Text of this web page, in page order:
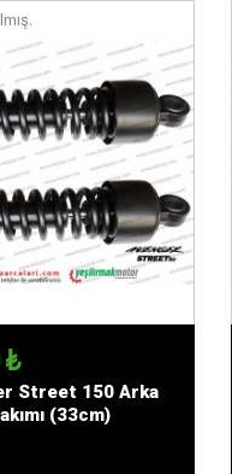
Street 150 Arka
(33cm)